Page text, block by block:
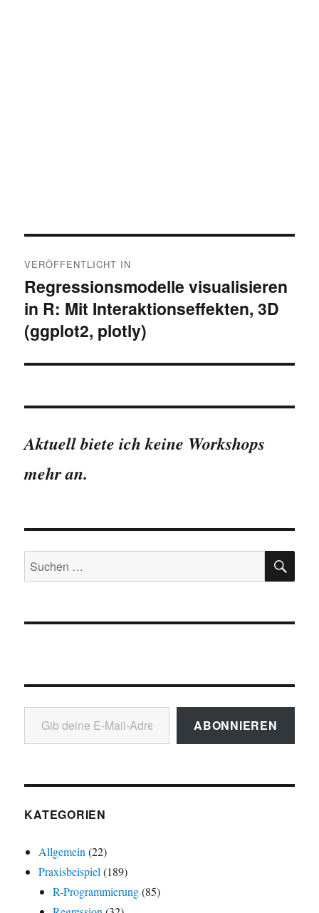
VERÖFFENTLICHT IN
Regressionsmodelle visualisieren
in R: Mit Interaktionseffekten, 3D
(ggplot2, plotly)
Aktuell biete ich keine Workshops
mehr an.
Suchen
nach:
Gib deine E-Mail-Adresse ein ...
ABONNIEREN
KATEGORIEN
Allgemein(22)
Praxisbeispiel(189)
R-Programmierung(85)